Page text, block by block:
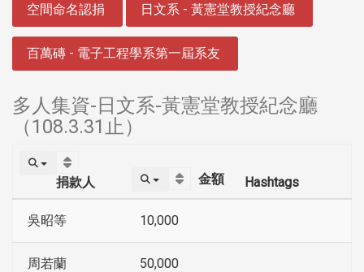
空間命名認捐 日文系 - 黃憲堂教授紀念廳
百萬磚 - 電子工程學系第一屆系友
多人集資-日文系-黃憲堂教授紀念廳
（108.3.31止）
捐款人 金額 Hashtags
吳昭等 10,000
周若蘭 50,000